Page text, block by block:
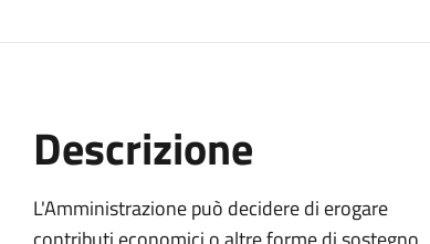
Descrizione
L'Amministrazione può decidere di erogare